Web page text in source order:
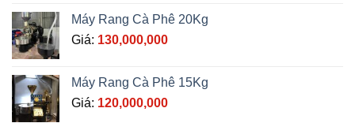
Máy Rang Cà Phê 20Kg
Giá: 130,000,000
Máy Rang Cà Phê 15Kg
Giá: 120,000,000